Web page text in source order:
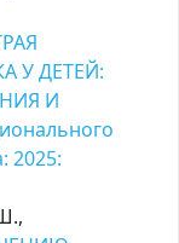
У ДЕТЕЙ:
И
2025: